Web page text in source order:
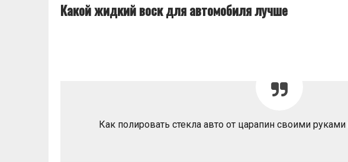
Какой жидкий воск для автомобиля лучше
Как полировать стекла авто от царапин своими руками